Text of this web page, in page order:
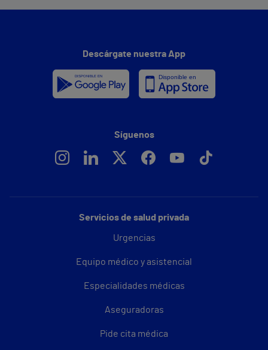
Servicios de salud privada
Urgencias
Equipo médico y asistencial
Especialidades médicas
Aseguradoras
Pide cita médica
Descárgate nuestra App
Síguenos